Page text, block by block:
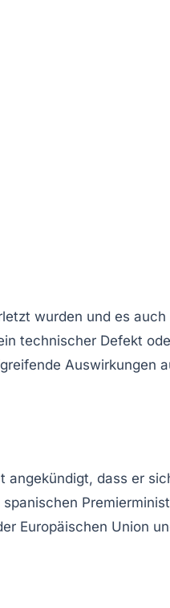
wurden und es auch
technischer Defekt
Auswirkungen
angekündigt, dass er
Europäischen Union